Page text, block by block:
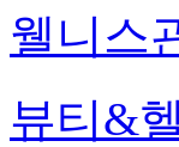
웰니스
뷰티&